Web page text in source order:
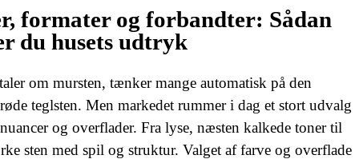
formater og forbandter: Sådan
du husets udtryk
om mursten, tænker mange automatisk på den
teglsten. Men markedet rummer i dag et stort udvalg
og overflader. Fra lyse, næsten kalkede toner til
sten med spil og struktur. Valget af farve og overflade